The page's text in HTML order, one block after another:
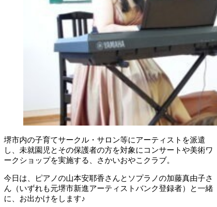
堺市内の子育てサークル・サロン等にアーティストを派遣
し、未就園児とその保護者の方を対象にコンサートや美術ワ
ークショップを実施する、さかいおやこクラブ。
今日は、ピアノの山本安耶香さんとソプラノの加藤真由子さ
ん（いずれも元堺市新進アーティストバンク登録者）と一緒
に、お出かけをします♪